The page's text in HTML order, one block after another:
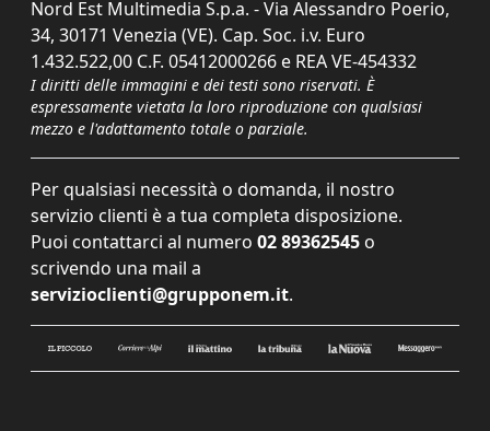
Nord Est Multimedia S.p.a. - Via Alessandro Poerio,
34, 30171 Venezia (VE). Cap. Soc. i.v. Euro
1.432.522,00 C.F. 05412000266 e REA VE-454332
I diritti delle immagini e dei testi sono riservati. È
espressamente vietata la loro riproduzione con qualsiasi
mezzo e l'adattamento totale o parziale.
Per qualsiasi necessità o domanda, il nostro
servizio clienti è a tua completa disposizione.
Puoi contattarci al numero 02 89362545 o
scrivendo una mail a
servizioclienti@grupponem.it.